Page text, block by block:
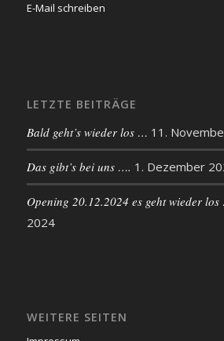
E-Mail schreiben
LETZTE BEITRÄGE
Bald geht’s wieder los … 11.
Das gibt’s bei uns …. 1. Dezember
Opening 20.12.2024 es geht wieder
2024
WEITERE SEITEN